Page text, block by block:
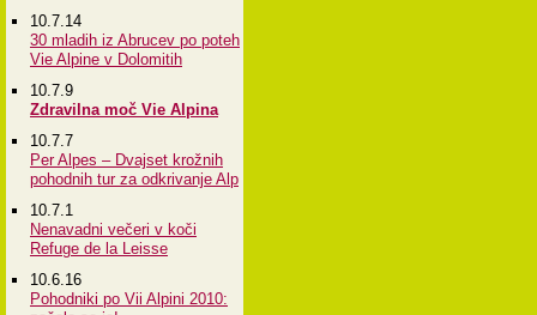
10.7.14
30 mladih iz Abrucev po poteh
Vie Alpine v Dolomitih
10.7.9
Zdravilna moč Vie Alpina
10.7.7
Per Alpes – Dvajset krožnih
pohodnih tur za odkrivanje Alp
10.7.1
Nenavadni večeri v koči
Refuge de la Leisse
10.6.16
Pohodniki po Vii Alpini 2010: